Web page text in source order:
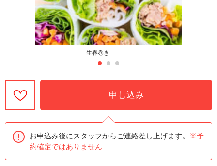
生春巻き
申し込み
お申込み後にスタッフからご連絡差し上げます。
※予
約確定ではありません